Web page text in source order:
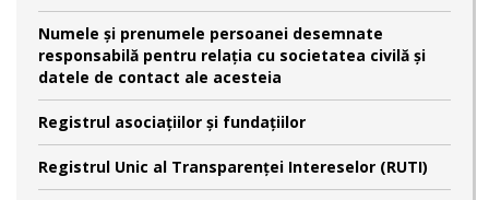
Numele şi prenumele persoanei desemnate
responsabilă pentru relaţia cu societatea civilă şi
datele de contact ale acesteia
Registrul asociațiilor și fundațiilor
Registrul Unic al Transparenței Intereselor (RUTI)